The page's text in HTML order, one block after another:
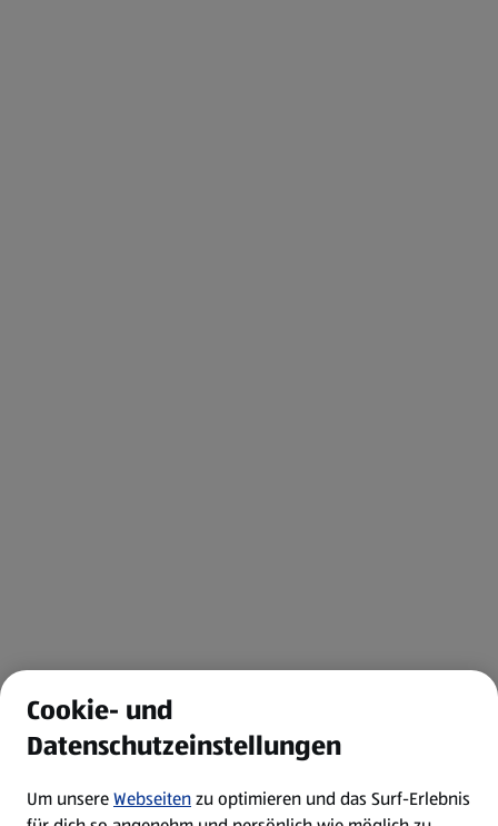
Cookie- und
Datenschutzeinstellungen
Um unsereWebseitenzu optimieren und das Surf-Erlebnis